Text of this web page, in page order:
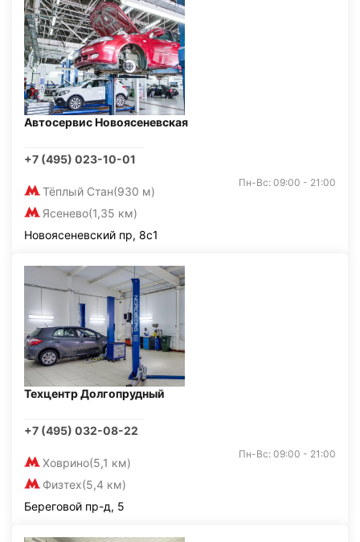
Автосервис Новоясеневская
+7 (495) 023-10-01
Тёплый Стан(930 м)
Ясенево(1,35 км)
Пн-Вс: 09:00 - 21:00
Новоясеневский пр, 8с1
Техцентр Долгопрудный
+7 (495) 032-08-22
Ховрино(5,1 км)
Физтех(5,4 км)
Пн-Вс: 09:00 - 21:00
Береговой пр-д, 5